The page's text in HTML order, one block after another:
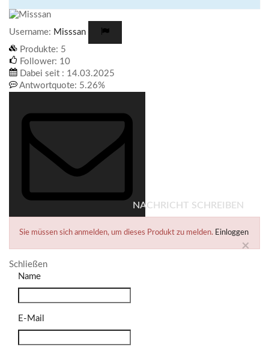
Username: Misssan
Produkte: 5
Follower: 10
Dabei seit : 14.03.2025
Antwortquote: 5.26%
NACHRICHT SCHREIBEN
Sie müssen sich anmelden, um dieses Produkt zu melden. Einloggen
×
Schließen
Name
E-Mail